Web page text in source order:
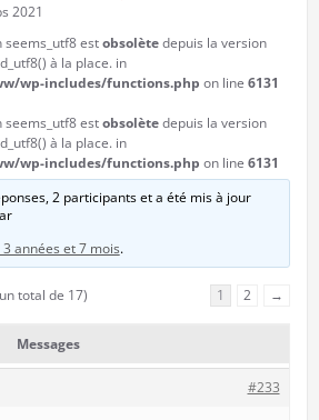
2021
seems_utf8 estobsolètedepuis la version
à la place. in
wp-includes/functions.php on line 6131
seems_utf8 estobsolètedepuis la version
à la place. in
wp-includes/functions.php on line 6131
2 participants et a été mis à jour
3 années et 7 mois.
total de 17) 1 2 →
Messages
#233